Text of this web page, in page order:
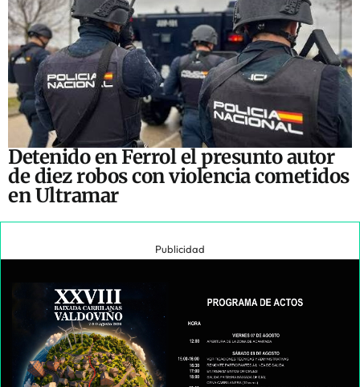
Detenido en Ferrol el presunto autor
de diez robos con violencia cometidos
en Ultramar
Publicidad